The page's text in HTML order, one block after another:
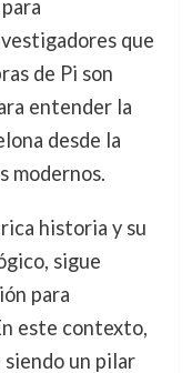
que
de Pi son
entender la
desde la
modernos.
historia y su
sigue
para
este contexto,
un pilar